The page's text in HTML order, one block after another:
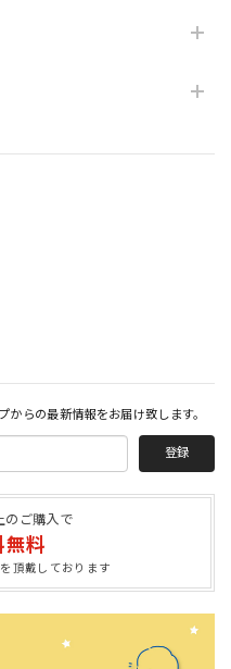
らの最新情報をお届け致します。
登録
のご購入で
無料
頂戴しております